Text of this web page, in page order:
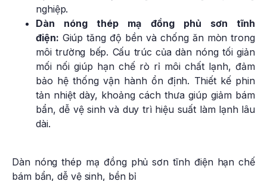
nghiệp.
Dàn nóng thép mạ đồng phủ sơn tĩnh
điện: Giúp tăng độ bền và chống ăn mòn trong
môi trường bếp. Cấu trúc của dàn nóng tối giản
mối nối giúp hạn chế rò rỉ môi chất lạnh, đảm
bảo hệ thống vận hành ổn định. Thiết kế phin
tản nhiệt dày, khoảng cách thưa giúp giảm bám
bẩn, dễ vệ sinh và duy trì hiệu suất làm lạnh lâu
dài.
Dàn nóng thép mạ đồng phủ sơn tĩnh điện hạn chế
bám bẩn, dễ vệ sinh, bền bỉ